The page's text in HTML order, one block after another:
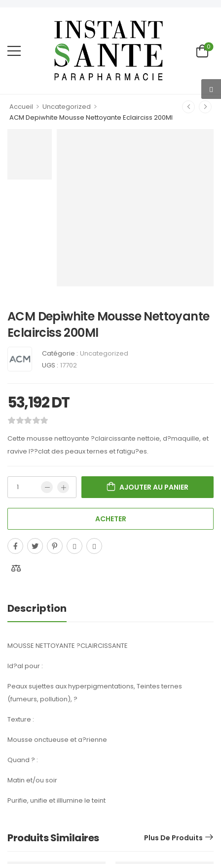
0
Accueil > Uncategorized >
ACM Depiwhite Mousse Nettoyante Eclairciss 200Ml
ACM Depiwhite Mousse Nettoyante
Eclairciss 200Ml
Catégorie : Uncategorized
UGS : 17702
53,192DT
Cette mousse nettoyante ?claircissante nettoie, d?maquille, et
ravive l??clat des peaux ternes et fatigu?es.
AJOUTER AU PANIER
ACHETER
Description
MOUSSE NETTOYANTE ?CLAIRCISSANTE
Id?al pour :
Peaux sujettes aux hyperpigmentations, Teintes ternes
(fumeurs, pollution), ?
Texture :
Mousse onctueuse et a?rienne
Quand ? :
Matin et/ou soir
Purifie, unifie et illlumine le teint
Produits Similaires Plus De Produits